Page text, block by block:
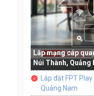
Lắp mạng cáp
Núi Thành, Quảng
Lắp đặt FPT
Quảng Nam